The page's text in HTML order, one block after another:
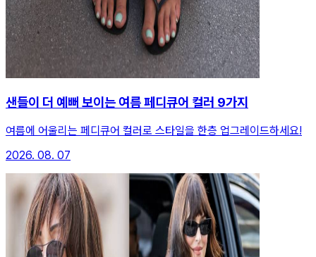
샌들이 더 예뻐 보이는 여름 페디큐어 컬러 9가지
여름에 어울리는 페디큐어 컬러로 스타일을 한층 업그레이드하세요!
2026. 08. 07